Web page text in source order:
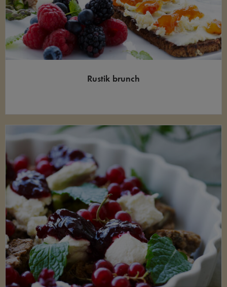
Rustik brunch